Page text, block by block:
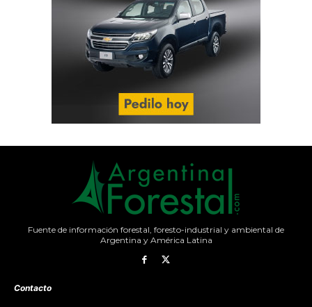
Fuente de información forestal, foresto-industrial y ambiental de
Argentina y América Latina
Contacto